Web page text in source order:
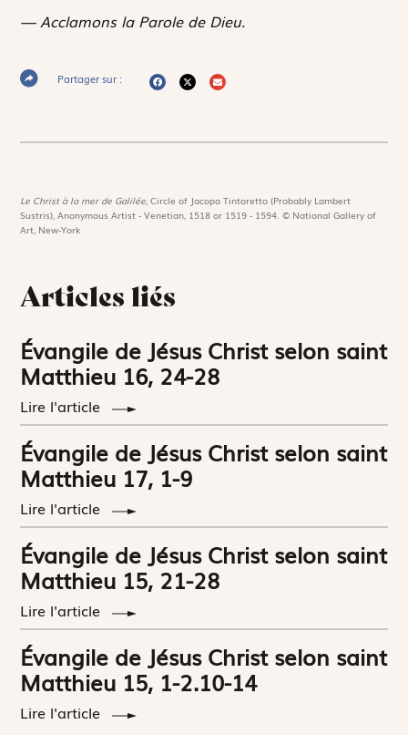
— Acclamons la Parole de Dieu.
Partager sur :
Le Christ à la mer de Galilée,Circle of Jacopo Tintoretto (Probably Lambert
Sustris), Anonymous Artist - Venetian, 1518 or 1519 - 1594. © National Gallery of
Art, New-York
Articles liés
Évangile de Jésus Christ selon saint
Matthieu 16, 24-28
Lire l'article
Évangile de Jésus Christ selon saint
Matthieu 17, 1-9
Lire l'article
Évangile de Jésus Christ selon saint
Matthieu 15, 21-28
Lire l'article
Évangile de Jésus Christ selon saint
Matthieu 15, 1-2.10-14
Lire l'article